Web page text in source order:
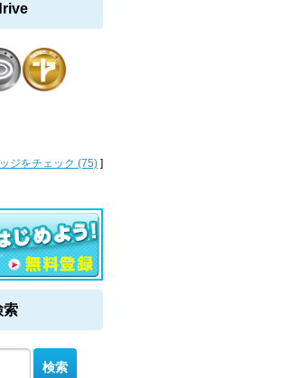
ジをチェック (75) ]
索